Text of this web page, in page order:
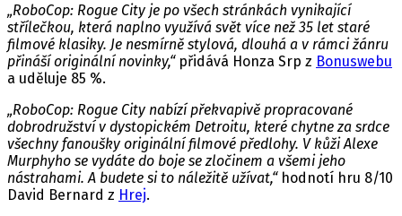
„RoboCop: Rogue City je po všech stránkách vynikající
střílečkou, která naplno využívá svět více než 35 let staré
filmové klasiky. Je nesmírně stylová, dlouhá a v rámci žánru
přináší originální novinky,“přidává Honza Srp z Bonuswebu
a uděluje 85 %.
„RoboCop: Rogue City nabízí překvapivě propracované
dobrodružství v dystopickém Detroitu, které chytne za srdce
všechny fanoušky originální filmové předlohy. V kůži Alexe
Murphyho se vydáte do boje se zločinem a všemi jeho
nástrahami. A budete si to náležitě užívat,“hodnotí hru 8/10
David Bernard z Hrej.